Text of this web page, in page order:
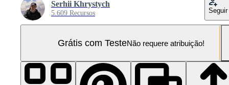
Serhii Khrystych
5.609 Recursos Seguir
Grátis com TesteNão requere atribuição!